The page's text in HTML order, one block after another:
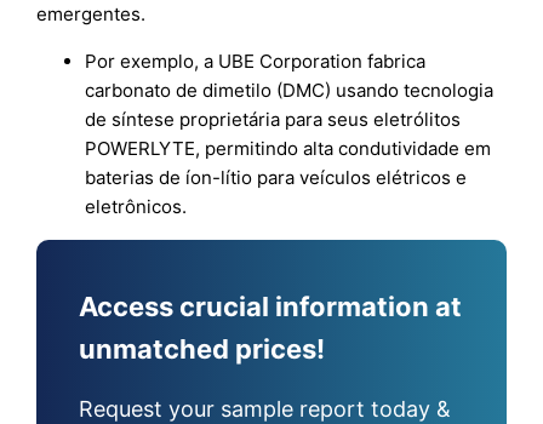
emergentes.
Por exemplo, a UBE Corporation fabrica
carbonato de dimetilo (DMC) usando tecnologia
de síntese proprietária para seus eletrólitos
POWERLYTE, permitindo alta condutividade em
baterias de íon-lítio para veículos elétricos e
eletrônicos.
Access crucial information at
unmatched prices!
Request your sample report today &